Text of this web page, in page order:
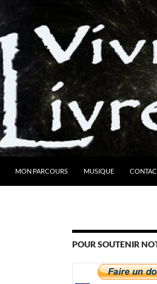
MON PARCOURS MUSIQUE
POUR SOUTENIR